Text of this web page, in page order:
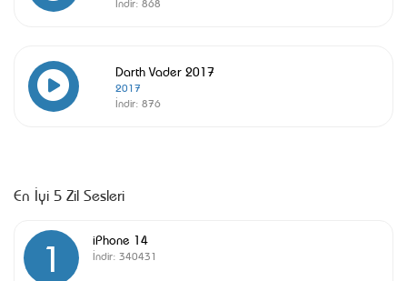
Darth Vader 2017
2017
İndir: 876
En İyi 5 Zil Sesleri
1 iPhone 14
İndir: 340431